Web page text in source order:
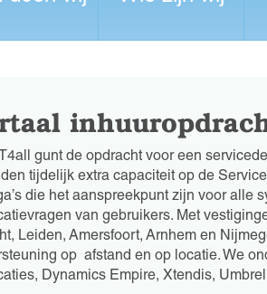
gunt de opdracht voor een
tijdelijk extra capaciteit op de
die het aanspreekpunt zijn voor alle
van gebruikers. Met
Leiden, Amersfoort, Arnhem en
op afstand en op locatie. We
Dynamics Empire, Xtendis,